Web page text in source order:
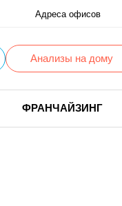
Адреса офисов
Анализы на дому
ФРАНЧАЙЗИНГ